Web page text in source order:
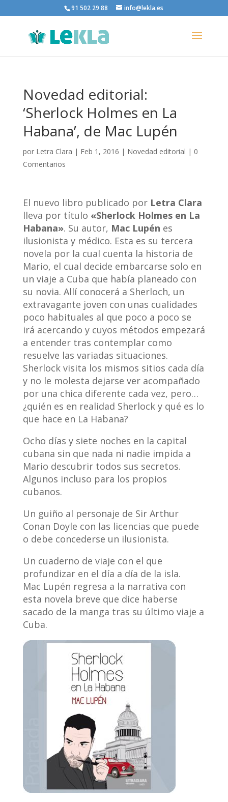
91 502 29 88 info@lekla.es
Novedad editorial:
‘Sherlock Holmes en La
Habana’, de Mac Lupén
por Letra Clara | Feb 1, 2016 | Novedad editorial | 0
Comentarios
El nuevo libro publicado por Letra Clara
lleva por título «Sherlock Holmes en La
Habana». Su autor, Mac Lupén es
ilusionista y médico. Esta es su tercera
novela por la cual cuenta la historia de
Mario, el cual decide embarcarse solo en
un viaje a Cuba que había planeado con
su novia. Allí conocerá a Sherloch, un
extravagante joven con unas cualidades
poco habituales al que poco a poco se
irá acercando y cuyos métodos empezará
a entender tras contemplar como
resuelve las variadas situaciones.
Sherlock visita los mismos sitios cada día
y no le molesta dejarse ver acompañado
por una chica diferente cada vez, pero…
¿quién es en realidad Sherlock y qué es lo
que hace en La Habana?
Ocho días y siete noches en la capital
cubana sin que nada ni nadie impida a
Mario descubrir todos sus secretos.
Algunos incluso para los propios
cubanos.
Un guiño al personaje de Sir Arthur
Conan Doyle con las licencias que puede
o debe concederse un ilusionista.
Un cuaderno de viaje con el que
profundizar en el día a día de la isla.
Mac Lupén regresa a la narrativa con
esta novela breve que dice haberse
sacado de la manga tras su último viaje a
Cuba.